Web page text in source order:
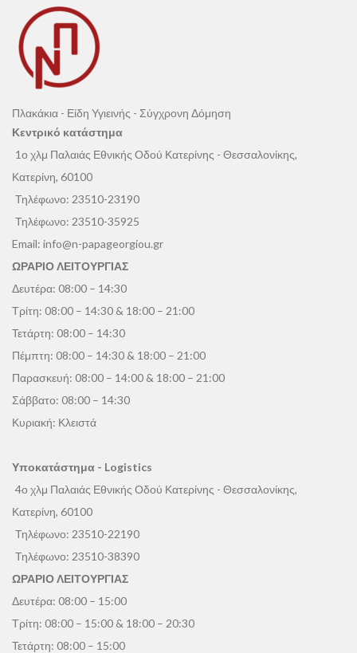
Πλακάκια - Είδη Υγιεινής - Σύγχρονη Δόμηση
Κεντρικό κατάστημα
1ο χλμ Παλαιάς Εθνικής Οδού Κατερίνης - Θεσσαλονίκης,
Κατερίνη, 60100
Τηλέφωνο: 23510-23190
Τηλέφωνο: 23510-35925
Email: info@n-papageorgiou.gr
ΩΡΑΡΙΟ ΛΕΙΤΟΥΡΓΙΑΣ
Δευτέρα: 08:00 – 14:30
Τρίτη: 08:00 – 14:30 & 18:00 – 21:00
Τετάρτη: 08:00 – 14:30
Πέμπτη: 08:00 – 14:30 & 18:00 – 21:00
Παρασκευή: 08:00 – 14:00 & 18:00 – 21:00
Σάββατο: 08:00 – 14:30
Κυριακή: Κλειστά
Υποκατάστημα - Logistics
4ο χλμ Παλαιάς Εθνικής Οδού Κατερίνης - Θεσσαλονίκης,
Κατερίνη, 60100
Τηλέφωνο: 23510-22190
Τηλέφωνο: 23510-38390
ΩΡΑΡΙΟ ΛΕΙΤΟΥΡΓΙΑΣ
Δευτέρα: 08:00 – 15:00
Τρίτη: 08:00 – 15:00 & 18:00 – 20:30
Τετάρτη: 08:00 – 15:00